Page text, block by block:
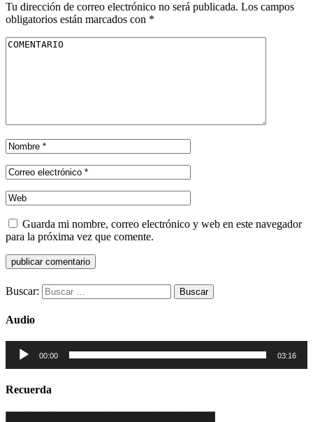
Tu dirección de correo electrónico no será publicada. Los campos
obligatorios están marcados con *
Guarda mi nombre, correo electrónico y web en este navegador
para la próxima vez que comente.
Buscar:
Audio
Reproductor
audio
00:00 03:16
Recuerda